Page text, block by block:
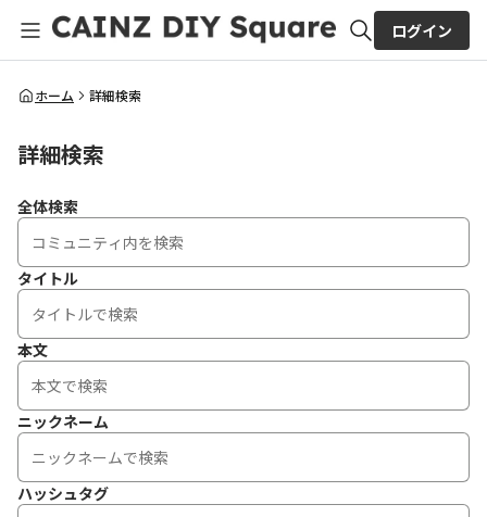
全体検索
ログイン
ホーム 詳細検索
詳細検索
全体検索
タイトル
本文
ニックネーム
ハッシュタグ